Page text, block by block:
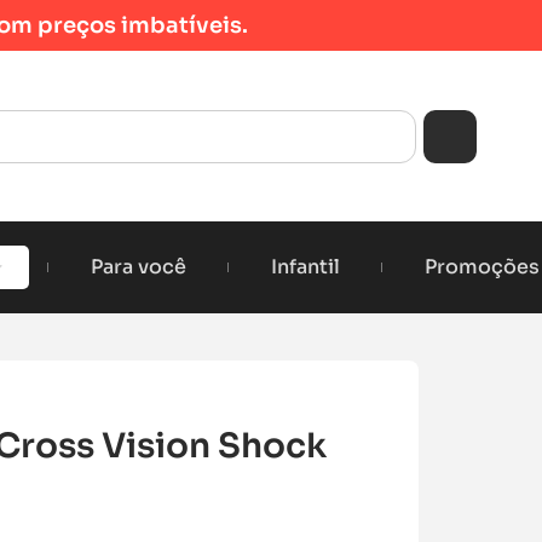
preços imbatíveis.
Para você Infantil Promoções
Vision Shock